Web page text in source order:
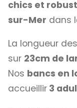
chics et
sur-Mer dans
La longueur des
sur 23cm de
Nos bancs en
accueillir 3